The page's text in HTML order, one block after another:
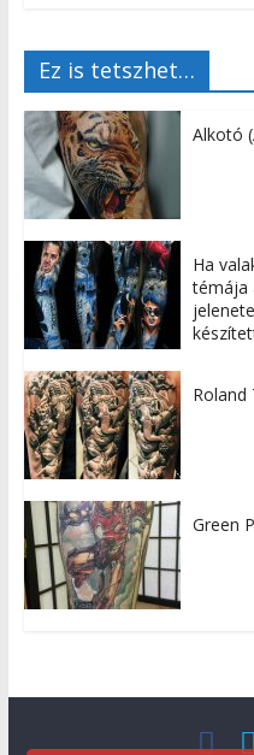
Ez is tetszhet…
Alkotó
Ha
témája
Green